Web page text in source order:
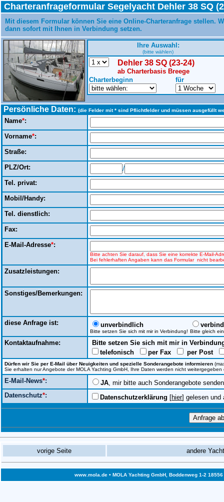
Charteranfrageformular Segelyacht Dehler 38 SQ
Mit diesem Formular können Sie eine Online-Charteranfrage
dann sofort mit Ihnen in Verbindung setzen.
Ihre Auswahl:
(bitte wählen)
Dehler 38 SQ (23-24)
ab Charterbasis Breege
Charterbeginn
für
Persönliche Daten: (die Felder mit * sind Pflichtfelder und müssen ausgefüllt
Name*:
Vorname*:
Straße:
PLZ/Ort: /
Tel. privat:
Mobil/Handy:
Tel. dienstlich:
Fax:
E-Mail-Adresse*:
Bitte achten Sie darauf, dass Sie eine korrekte E-Mail-
Bei fehlerhaften Angaben kann das Formular nicht
Zusatzleistungen:
Sonstiges/Bemerkungen:
diese Anfrage ist: unverbindlich
Bitte setzen Sie sich mit mir in Verbindung! Bitte gleich
Kontaktaufnahme:
Bitte setzen Sie sich mit mir in
telefonisch
per Fax per Post
Dürfen wir Sie per E-Mail über Neuigkeiten und spezielle Sonderangebote informieren
Sie erhalten nur Angebote der MOLA Yachting GmbH, Ihre Daten werden nicht
E-Mail-News*: JA, mir bitte auch Sonderangebote
Datenschutz*: Datenschutzerklärung [hier] gelesen und
vorige Seite andere
www.mola.de• MOLA Yachting GmbH, Boddenweg 1-2